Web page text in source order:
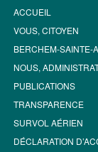
ACCUEIL
VOUS, CITOYEN
BERCHEM-SAINTE-
NOUS,
PUBLICATIONS
TRANSPARENCE
SURVOL AÉRIEN
DÉCLARATION